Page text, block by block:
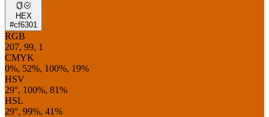
HEX
#cf6301
RGB
207, 99, 1
CMYK
0%, 52%, 100%, 19%
HSV
29°, 100%, 81%
HSL
29°, 99%, 41%